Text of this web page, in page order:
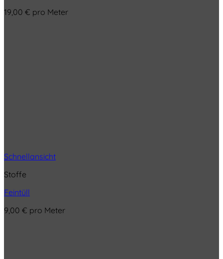
19,00 € pro Meter
Schnellansicht
Stoffe
Feintüll
9,00 € pro Meter